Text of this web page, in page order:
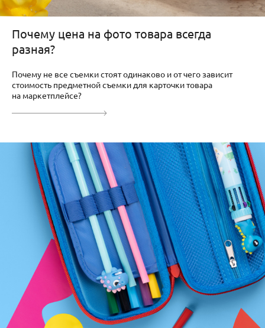
Почему цена на фото товара всегда
разная?
Почему не все съемки стоят одинаково и от чего зависит
стоимость предметной съемки для карточки товара
на маркетплейсе?